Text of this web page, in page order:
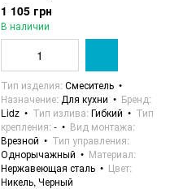
1 105 грн
В наличии
Тип изделия Смеситель
Назначение Для кухни
Бренд
Lidz
Тип излива Гибкий
Тип
крепления -
Вид монтажа
Врезной
Тип управления
Однорычажный
Материал
Нержавеющая сталь
Цвет
Никель, Черный